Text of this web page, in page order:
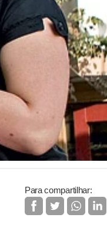
Para compartilhar: